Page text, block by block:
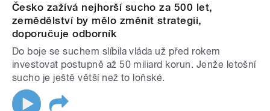
Česko zažívá nejhorší sucho za 500 let,
zemědělství by mělo změnit strategii,
doporučuje odborník
Do boje se suchem slíbila vláda už před rokem
investovat postupně až 50 miliard korun. Jenže letošní
sucho je ještě větší než to loňské.